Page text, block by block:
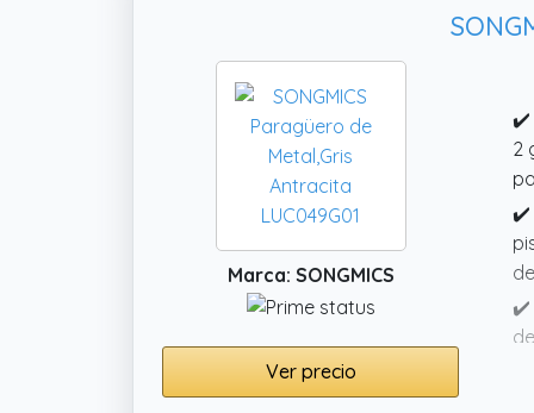
Marca: SONGMICS
Ver precio
✔️
2
✔️
✔️